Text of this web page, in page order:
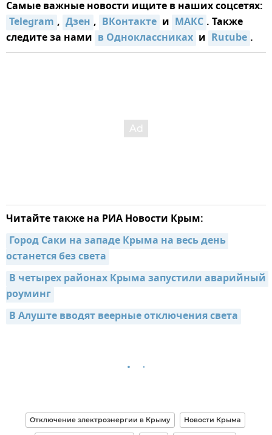
Самые важные новости ищите в наших соцсетях:
Telegram , Дзен , ВКонтакте и МАКС . Также
следите за нами в Одноклассниках и Rutube .
Читайте также на РИА Новости Крым:
Город Саки на западе Крыма на весь день
останется без света
В четырех районах Крыма запустили аварийный
роуминг
В Алуште вводят веерные отключения света
Отключение электроэнергии в Крыму Новости Крыма